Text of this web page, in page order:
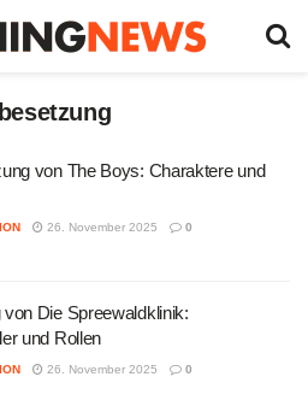
von The Boys: Charaktere und
26. November 2025 0
Die Spreewaldklinik:
und Rollen
26. November 2025 0